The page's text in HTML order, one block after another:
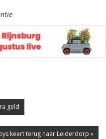
geld
keert terug naar Leiderdorp »